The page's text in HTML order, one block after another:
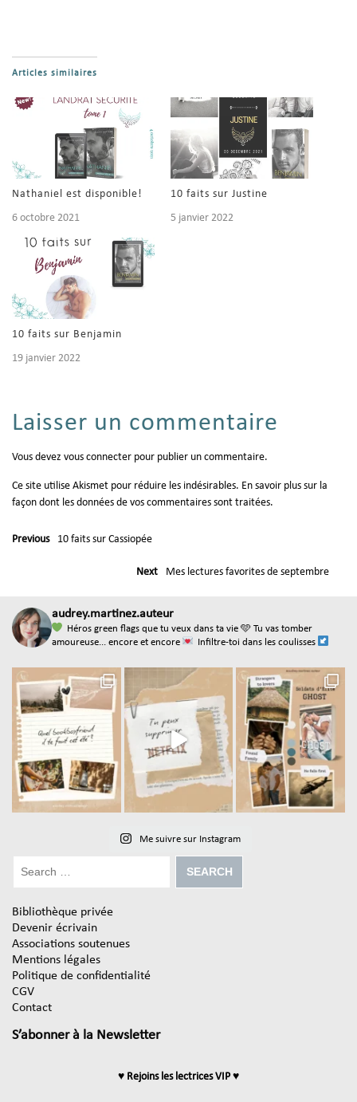
Articles similaires
Nathaniel est disponible!
6 octobre 2021
10 faits sur Justine
5 janvier 2022
10 faits sur Benjamin
19 janvier 2022
Laisser un commentaire
Vous devez vous connecter pour publier un commentaire.
Ce site utilise Akismet pour réduire les indésirables. En savoir plus sur la
façon dont les données de vos commentaires sont traitées.
Previous 10 faits sur Cassiopée
Next Mes lectures favorites de septembre
audrey.martinez.auteur
Héros green flags que tu veux dans ta vie 🩵 Tu vas tomber
amoureuse... encore et encore
Infiltre-toi dans les coulisses
Me suivre sur Instagram
Bibliothèque privée
Devenir écrivain
Associations soutenues
Mentions légales
Politique de confidentialité
CGV
Contact
S’abonner à la Newsletter
♥ Rejoins les lectrices VIP ♥